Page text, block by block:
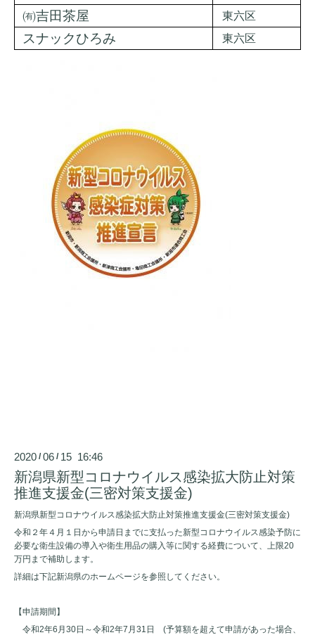
㈲吉田茶屋
東六区
スナックひろみ 東六区
2020 /06 / 15 16:46
新潟県新型コロナウイルス感染拡大防止対策
推進支援金(三密対策支援金)
新潟県新型コロナウイルス感染拡大防止対策推進支援金(三密対策支援金)
令和２年４月１日から申請日までに支払った新型コロナウイルス感染予防に
必要な衛生設備の導入や衛生用品の購入等に関する経費について、上限20
万円まで補助します。
詳細は下記新潟県のホームページを参照してください。
【申請期間】
令和2年6月30日～令和2年7月31日 (予算額を超えて申請があった場合、